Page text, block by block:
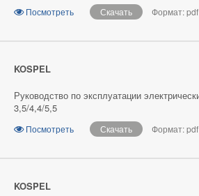
Посмотреть Скачать Формат: pdf
KOSPEL
Руководство по эксплуатации
3,5/4,4/5,5
Посмотреть Скачать Формат: pdf
KOSPEL